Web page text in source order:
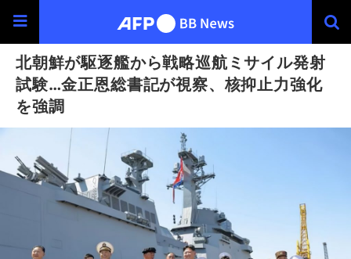
北朝鮮が駆逐艦から戦略巡航ミサイル発射
試験…金正恩総書記が視察、核抑止力強化
を強調